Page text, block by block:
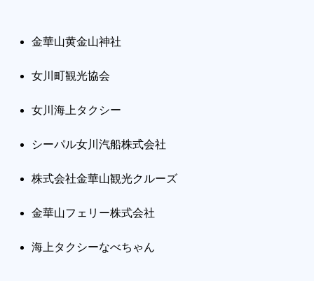
金華山黄金山神社
女川町観光協会
女川海上タクシー
シーパル女川汽船株式会社
株式会社金華山観光クルーズ
金華山フェリー株式会社
海上タクシーなべちゃん